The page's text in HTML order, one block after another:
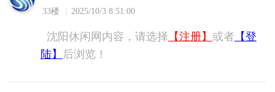
33楼 2025/10/3 8:51:00
沈阳休闲网内容，请选择 【注册】 或者 【登
陆】
后浏览！